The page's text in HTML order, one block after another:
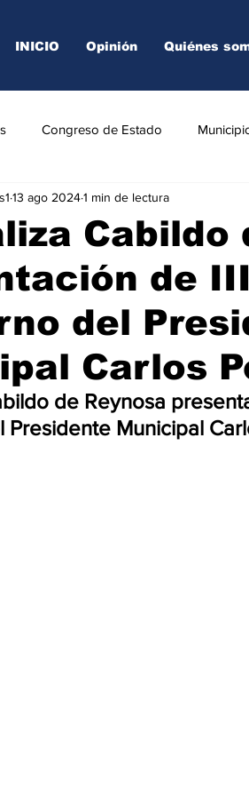
INICIO Opinión Quiénes
Congreso de Estado
N.LAREDO TAMPICO
Cabildo
de
del
Carlos
13 ago 20241 min de lectura
de Reynosa
Presidente Municipal